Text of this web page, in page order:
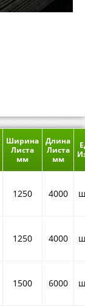
Ширина
Листа
мм
Длина
Листа
мм
1250 4000
1250 4000
1500 6000